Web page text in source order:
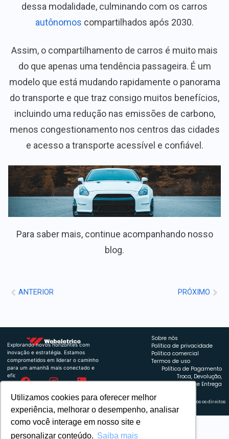
Utilizamos cookies para oferecer melhor
experiência, melhorar o desempenho, analisar
como você interage em nosso site e
personalizar conteúdo. Saiba mais
dessa modalidade, culminando com os carros
autônomos compartilhados após 2030.
Assim, o compartilhamento de carros é muito mais
do que apenas uma tendência passageira. É um
modelo que está mudando rapidamente o panorama
do transporte e que traz consigo muitos benefícios,
incluindo uma redução nas emissões de carbono,
menos congestionamento nos centros das cidades
e acesso a transporte acessível e confiável.
Para saber mais, continue acompanhando nosso
blog.
ANTERIOR PRÓXIMO
Explorando novos horizontes com
inovação e estratégia. Estamos
comprometidos em liderar o caminho
para um amanhã mais conectado e
eficiente.
Sobre nós
Política de privacidade
Política comercial
Termos de uso
Política de Pagamento
Troca, Devolução,
Reembolso e Entrega
Retrocart Veiculos Eletricos LTDA CNPJ: 49.759.389/0001-42 | © 2024 Webeletrico. Todos os direitos
reservados.